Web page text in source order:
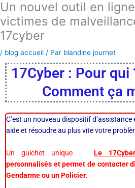
Aller
au
contenu
Un nouvel outil en
victimes de
17cyber
/ blog accueil / Par blandine journet
17Cyber : Pour qui
Comment ça
C’est un nouveau dispositif
aide et résoudre au plus vite votre
Un guichet unique : Le 17Cyber
personnalisés et permet de contacter
Gendarme ou un Policier.